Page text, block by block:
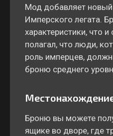
Мод добавляет
Имперского легата.
характеристики, что
полагал, что люди,
роль имперцев,
броню среднего
Броню вы можете
ящике во дворе, где